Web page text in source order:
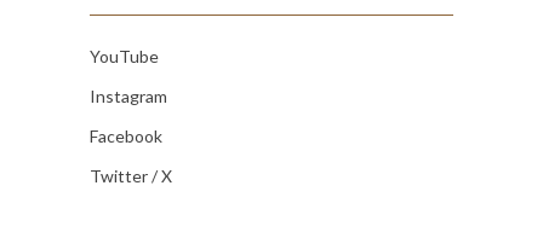
YouTube
Instagram
Facebook
Twitter / X